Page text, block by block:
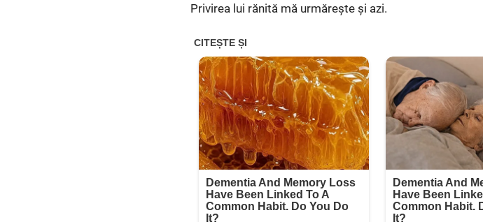
Privirea lui rănită mă urmărește și azi.